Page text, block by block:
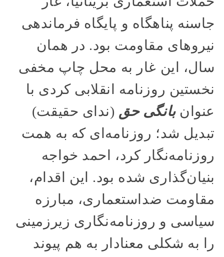
جاسنه پناهگاه و پایگاه فرماندهی
نیروهای مقاومت بود. در همان
سال، این غار به محل چاپ مخفی
نخستین روزنامه انقلابی کردی با
عنوانبانگی حق (ندای حقیقت)
تبدیل شد؛ روزنامه‌ای که به همت
روزنامه‌نگار کرد، احمد خواجه
بنیان‌گذاری شده بود. این اقدام،
مقاومت ضد‌استعماری، مبارزه
سیاسی و روزنامه‌نگاری زیرزمینی
را به شکلی معنادار به هم پیوند